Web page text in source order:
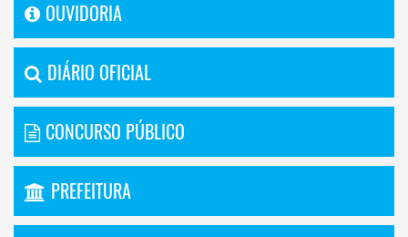
OUVIDORIA
DIÁRIO OFICIAL
CONCURSO PÚBLICO
PREFEITURA